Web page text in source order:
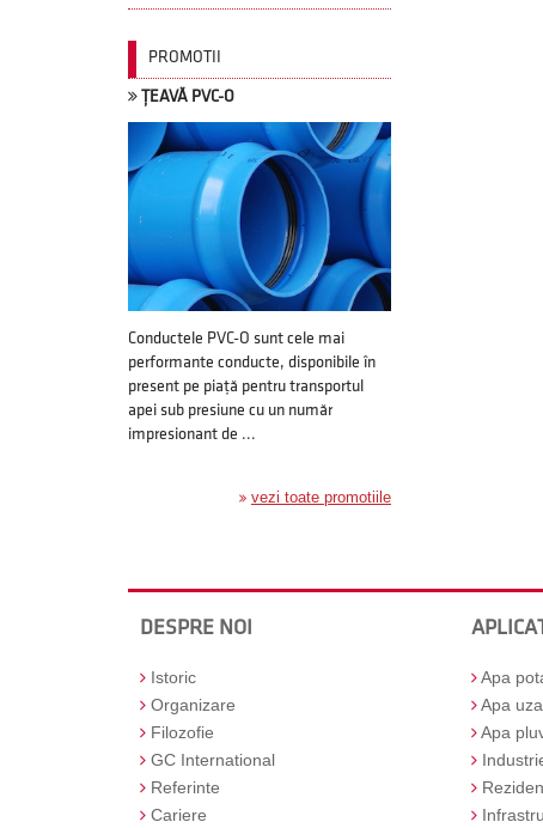
PROMOTII
ȚEAVĂ PVC-O
Conductele PVC-O sunt cele mai
performante conducte, disponibile în
present pe piață pentru transportul
apei sub presiune cu un număr
impresionant de ...
vezi toate promotiile
DESPRE NOI
Istoric
Organizare
Filozofie
GC International
Referinte
Cariere
Apa
Apa
Apa